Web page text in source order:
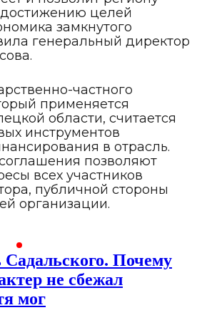
целей
замкнутого
генеральный директор
частного
применяется
области, считается
инструментов
в отрасль.
позволяют
всех участников
публичной стороны
организации.
Садальского. Почему
не сбежал
мог